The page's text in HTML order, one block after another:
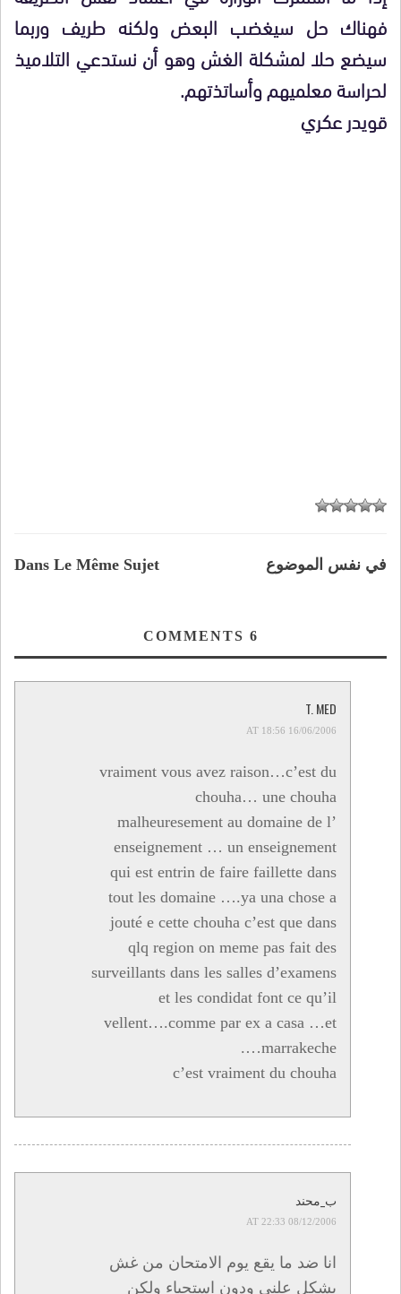
فهناك حل سيغضب البعض ولكنه طريف وربما
سيضع حلا لمشكلة الغش وهو أن نستدعي التلاميذ
لحراسة معلميهم وأساتذتهم.
قويدر عكري
Dans Le Même Sujet في نفس الموضوع
6
T. MED
16/06/2006 AT 18:56
vraiment vous avez raison…c’est du
chouha… une chouha
malheuresement au domaine de l’
enseignement … un enseignement
qui est entrin de faire faillette dans
tout les domaine ….ya una chose a
jouté e cette chouha c’est que dans
qlq region on meme pas fait des
surveillants dans les salles d’examens
et les condidat font ce qu’il
vellent….comme par ex a casa …et
marrakeche….
c’est vraiment du chouha
ب_محند
08/12/2006 AT 22:33
انا ضد ما يقع يوم الامتحان من غش
بشكل علنى ودون استحياء ولكن